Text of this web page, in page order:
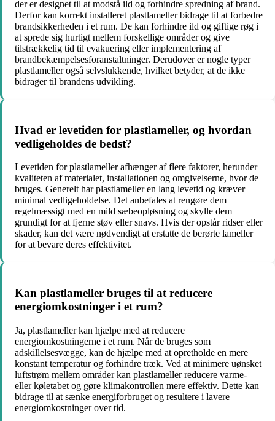
der er designet til at modstå ild og forhindre spredning af brand.
Derfor kan korrekt installeret plastlameller bidrage til at forbedre
brandsikkerheden i et rum. De kan forhindre ild og giftige røg i
at sprede sig hurtigt mellem forskellige områder og give
tilstrækkelig tid til evakuering eller implementering af
brandbekæmpelsesforanstaltninger. Derudover er nogle typer
plastlameller også selvslukkende, hvilket betyder, at de ikke
bidrager til brandens udvikling.
Hvad er levetiden for plastlameller, og hvordan
vedligeholdes de bedst?
Levetiden for plastlameller afhænger af flere faktorer, herunder
kvaliteten af materialet, installationen og omgivelserne, hvor de
bruges. Generelt har plastlameller en lang levetid og kræver
minimal vedligeholdelse. Det anbefales at rengøre dem
regelmæssigt med en mild sæbeopløsning og skylle dem
grundigt for at fjerne støv eller snavs. Hvis der opstår ridser eller
skader, kan det være nødvendigt at erstatte de berørte lameller
for at bevare deres effektivitet.
Kan plastlameller bruges til at reducere
energiomkostninger i et rum?
Ja, plastlameller kan hjælpe med at reducere
energiomkostningerne i et rum. Når de bruges som
adskillelsesvægge, kan de hjælpe med at opretholde en mere
konstant temperatur og forhindre træk. Ved at minimere uønsket
luftstrøm mellem områder kan plastlameller reducere varme-
eller køletabet og gøre klimakontrollen mere effektiv. Dette kan
bidrage til at sænke energiforbruget og resultere i lavere
energiomkostninger over tid.